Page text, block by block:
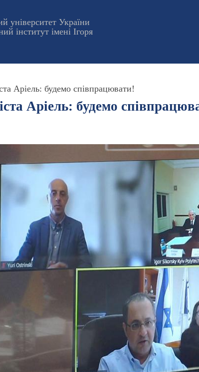
університет України
інститут імені Ігоря
Аріель: будемо співпрацювати!
Аріель: будемо